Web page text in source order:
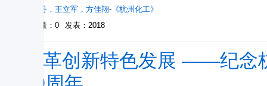
周丹丹 ， 王立军 ， 方佳翔- 《杭州化工》
被引量：0
发表：2018
改革创新特色发展 ——纪念